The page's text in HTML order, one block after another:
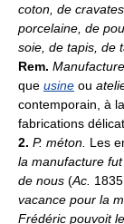
coton, de
porcelaine, de
soie, de tapis, de
Rem. Manufacture
que usine ou
contemporain, à
fabrications
2. P. méton. Les
la manufacture fut
de nous (Ac.
vacance pour la
Frédéric pouvoit